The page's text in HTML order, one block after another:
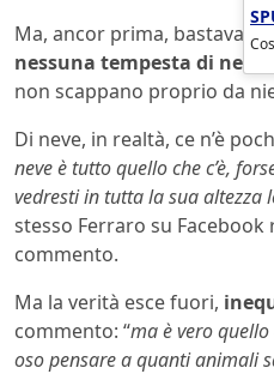
Ma, ancor prima, bastava
nessuna tempesta di neve
non scappano proprio da
Di neve, in realtà, ce n’è
neve è tutto quello che c’è,
vedresti in tutta la sua altezza
stesso Ferraro su
commento.
Ma la verità esce fuori,
commento: “ma è vero
oso pensare a quanti animali